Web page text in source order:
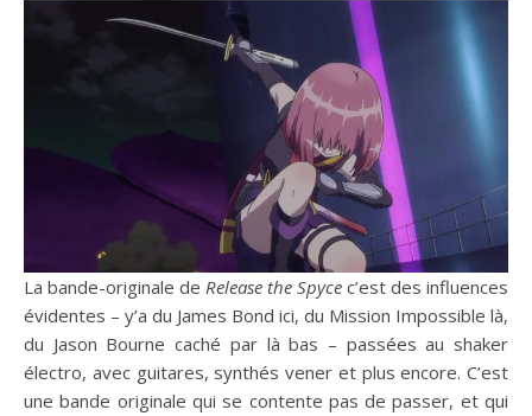
La bande-originale de Release the Spyce c’est des influences
évidentes – y’a du James Bond ici, du Mission Impossible là,
du Jason Bourne caché par là bas – passées au shaker
électro, avec guitares, synthés vener et plus encore. C’est
une bande originale qui se contente pas de passer, et qui